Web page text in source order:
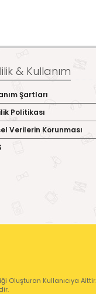
& Kullanım
Şartları
Politikası
Verilerin Korunması
Oluşturan Kullanıcıya